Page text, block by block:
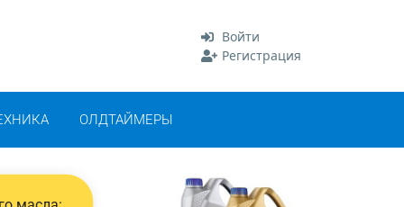
Войти
Регистрация
ОЛДТАЙМЕРЫ